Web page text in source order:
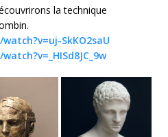
la technique
SkKO2saU